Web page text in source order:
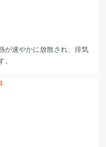
が速やかに放散され、排気